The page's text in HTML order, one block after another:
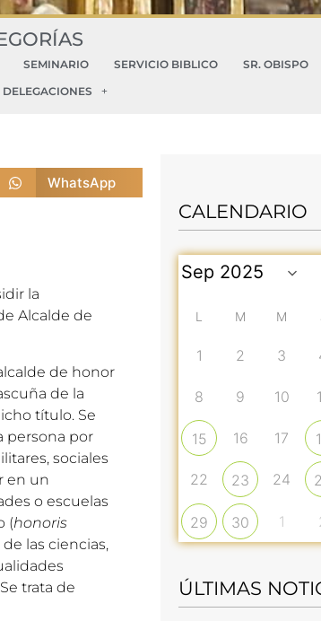
SEMINARIO SERVICIO BIBLICO SR. OBISPO
DELEGACIONES
WhatsApp
la
Alcalde de
de honor
de la
título. Se
persona por
sociales
en un
o escuelas
(honoris
las ciencias,
trata de
CALENDARIO
L M M
1 2 3
8 9 10
15 16 17
22 23 24
29 30 1
ÚLTIMAS